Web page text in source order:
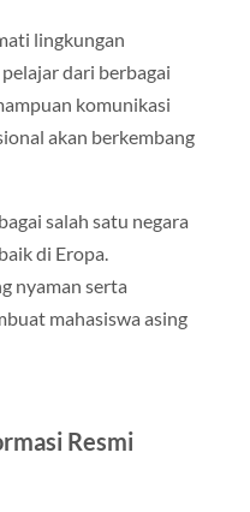
lingkungan
dari berbagai
komunikasi
akan berkembang
salah satu negara
di Eropa.
nyaman serta
mahasiswa asing
Resmi